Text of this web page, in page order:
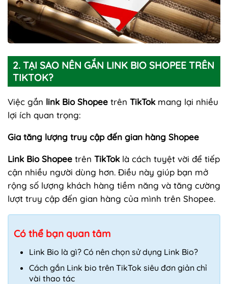
2. TẠI SAO NÊN GẮN LINK BIO SHOPEE TRÊN
TIKTOK?
Việc gắn link Bio Shopee trên TikTokmang lại nhiều
lợi ích quan trọng:
Gia tăng lượng truy cập đến gian hàng Shopee
Link Bio Shopee trên TikToklà cách tuyệt vời để tiếp
cận nhiều người dùng hơn. Điều này giúp bạn mở
rộng số lượng khách hàng tiềm năng và tăng cường
lượt truy cập đến gian hàng của mình trên Shopee.
Có thể bạn quan tâm
Link Bio là gì? Có nên chọn sử dụng Link Bio?
Cách gắn Link bio trên TikTok siêu đơn giản chỉ
vài thao tác